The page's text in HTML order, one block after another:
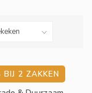
2 ZAKKEN